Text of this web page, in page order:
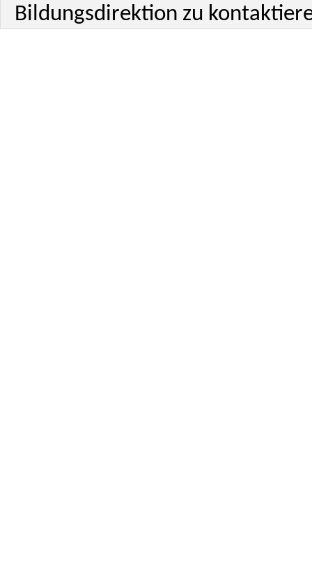
Bildungsdirektion zu